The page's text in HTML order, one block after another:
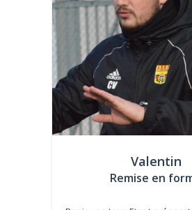
Valentin
Remise en